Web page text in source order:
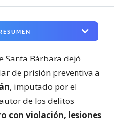
Santa Bárbara dejó
de prisión preventiva a
, imputado por el
de los delitos
con violación, lesiones